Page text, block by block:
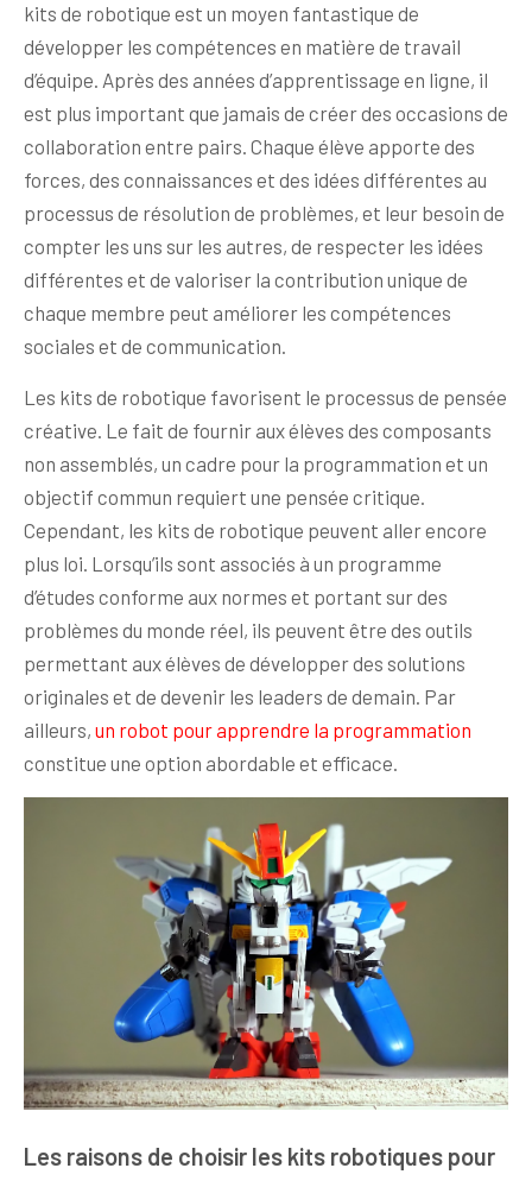
kits de robotique est un moyen fantastique de
développer les compétences en matière de travail
d’équipe. Après des années d’apprentissage en ligne, il
est plus important que jamais de créer des occasions de
collaboration entre pairs. Chaque élève apporte des
forces, des connaissances et des idées différentes au
processus de résolution de problèmes, et leur besoin de
compter les uns sur les autres, de respecter les idées
différentes et de valoriser la contribution unique de
chaque membre peut améliorer les compétences
sociales et de communication.
Les kits de robotique favorisent le processus de pensée
créative. Le fait de fournir aux élèves des composants
non assemblés, un cadre pour la programmation et un
objectif commun requiert une pensée critique.
Cependant, les kits de robotique peuvent aller encore
plus loi. Lorsqu’ils sont associés à un programme
d’études conforme aux normes et portant sur des
problèmes du monde réel, ils peuvent être des outils
permettant aux élèves de développer des solutions
originales et de devenir les leaders de demain. Par
ailleurs, un robot pour apprendre la programmation
constitue une option abordable et efficace.
Les raisons de choisir les kits robotiques pour